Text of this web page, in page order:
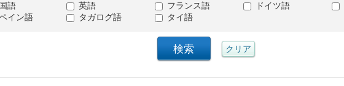
語 英語 フランス語 ドイツ語
イン語 タガログ語 タイ語